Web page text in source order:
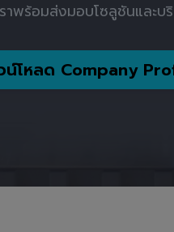
าพร้อมส่งมอบโซลูชันและ
น์โหลด Company